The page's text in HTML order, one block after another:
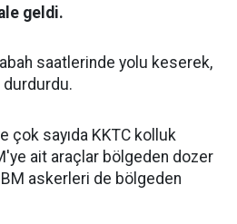
geldi.
saatlerinde yolu keserek,
durdurdu.
çok sayıda KKTC kolluk
ait araçlar bölgeden dozer
BM askerleri de bölgeden